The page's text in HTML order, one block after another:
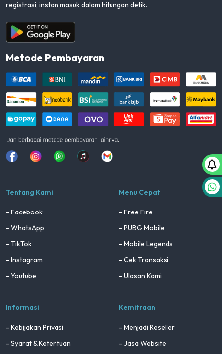
registrasi, instan masuk dalam hitungan detik.
Aplikasi Android
Metode Pembayaran
FacebookInstagramWhatsapp
Tiktok youtube
Tentang Kami
- Facebook
- WhatsApp
- TikTok
- Instagram
- Youtube
Informasi
- Kebijakan Privasi
- Syarat & Ketentuan
Menu Cepat
- Free Fire
- PUBG Mobile
- Mobile Legends
- Cek Transaksi
- Ulasan Kami
Kemitraan
- Menjadi Reseller
- Jasa Website